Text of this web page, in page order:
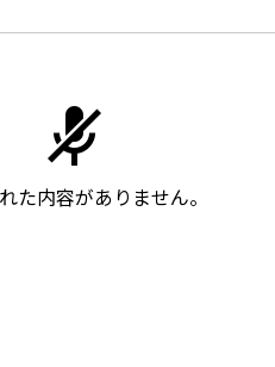
た内容がありません。